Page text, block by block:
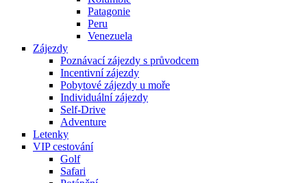
Patagonie
Peru
Venezuela
Zájezdy
Poznávací zájezdy s průvodcem
Incentivní zájezdy
Pobytové zájezdy u moře
Individuální zájezdy
Self-Drive
Adventure
Letenky
VIP cestování
Golf
Safari